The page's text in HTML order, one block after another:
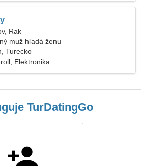
Rak
muž hľadá ženu
Turecko
Elektronika
TurDatingGo